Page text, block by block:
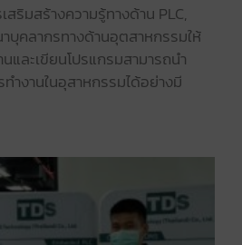
ริมสร้างความรู้ทางด้าน PLC,
บุคลากรทางด้านอุตสาหกรรมให้
และเขียนโปรแกรมสามารถนำ
ำงานในอุสาหกรรมได้อย่างมี